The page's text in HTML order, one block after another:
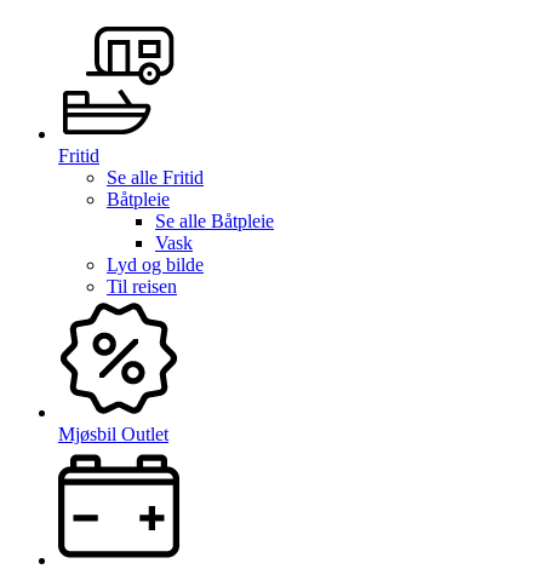
Fritid
Se alle Fritid
Båtpleie
Se alle Båtpleie
Vask
Lyd og bilde
Til reisen
Mjøsbil Outlet